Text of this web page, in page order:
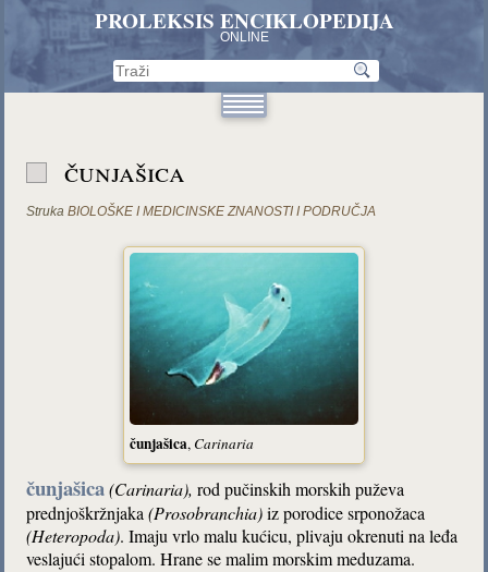
PROLEKSIS ENCIKLOPEDIJA
ONLINE
čunjašica
Struka BIOLOŠKE I MEDICINSKE ZNANOSTI I PODRUČJA
čunjašica, Carinaria
čunjašica (Carinaria), rod pučinskih morskih puževa
prednjoškržnjaka(Prosobranchia)iz porodice srponožaca
(Heteropoda). Imaju vrlo malu kućicu, plivaju okrenuti na leđa
veslajući stopalom. Hrane se malim morskim meduzama.